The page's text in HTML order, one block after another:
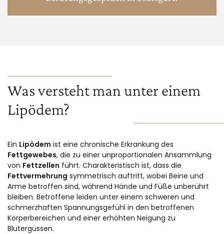
Was versteht man unter einem
Lipödem?
Ein Lipödem ist eine chronische Erkrankung des
Fettgewebes, die zu einer unproportionalen Ansammlung
von Fettzellen führt. Charakteristisch ist, dass die
Fettvermehrung symmetrisch auftritt, wobei Beine und
Arme betroffen sind, während Hände und Füße unberührt
bleiben. Betroffene leiden unter einem schweren und
schmerzhaften Spannungsgefühl in den betroffenen
Körperbereichen und einer erhöhten Neigung zu
Blutergüssen.